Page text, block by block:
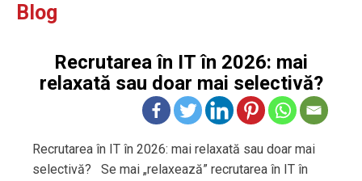
Blog
Recrutarea în IT în 2026: mai
relaxată sau doar mai selectivă?
Recrutarea în IT în 2026: mai relaxată sau doar mai
selectivă? Se mai „relaxează” recrutarea în IT în